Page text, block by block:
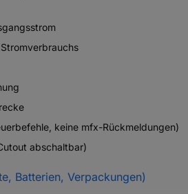
keine mfx-Rückmeldungen)
abschaltbar)
Batterien, Verpackungen)